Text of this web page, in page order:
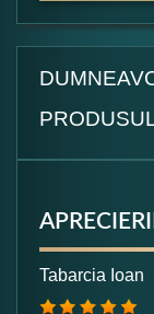
Numele
Tabarcia Ioan